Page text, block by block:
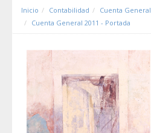
Inicio Contabilidad Cuenta General
Cuenta General 2011 - Portada